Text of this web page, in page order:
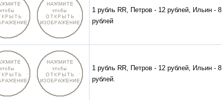
1 рубль RR, Петров - 12 рублей, Ильин - 8
рублей
1 рубль RR, Петров - 12 рублей, Ильин - 8
рублей.